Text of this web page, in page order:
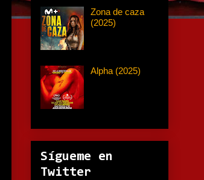
Zona de caza
(2025)
Alpha (2025)
Sígueme en
Twitter